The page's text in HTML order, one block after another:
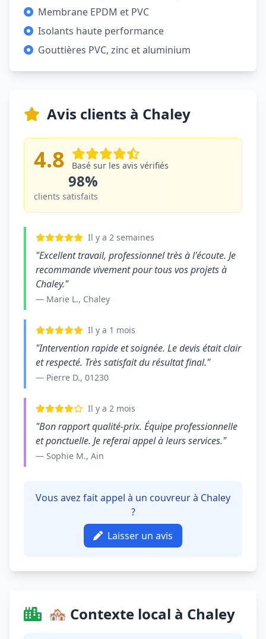
Membrane EPDM et PVC
Isolants haute performance
Gouttières PVC, zinc et aluminium
Avis clients à Chaley
4.8 Basé sur les avis vérifiés
98%
clients satisfaits
Il y a 2 semaines
"Excellent travail, professionnel très à l'écoute. Je
recommande vivement pour tous vos projets à
Chaley."
— Marie L., Chaley
Il y a 1 mois
"Intervention rapide et soignée. Le devis était clair
et respecté. Très satisfait du résultat final."
— Pierre D., 01230
Il y a 2 mois
"Bon rapport qualité-prix. Équipe professionnelle
et ponctuelle. Je referai appel à leurs services."
— Sophie M., Ain
Vous avez fait appel à un couvreur à Chaley
?
Laisser un avis
🏘️ Contexte local à Chaley